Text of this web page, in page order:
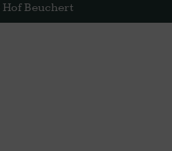
Beuchert